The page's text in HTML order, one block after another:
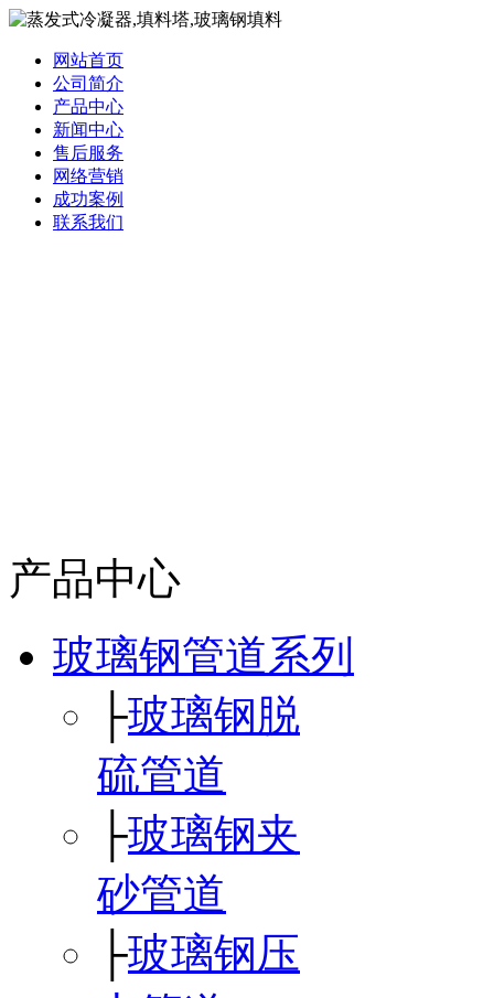
网站首页
公司简介
产品中心
新闻中心
售后服务
网络营销
成功案例
联系我们
产品中心
玻璃钢管道系列
├玻璃钢脱
硫管道
├玻璃钢夹
砂管道
├玻璃钢压